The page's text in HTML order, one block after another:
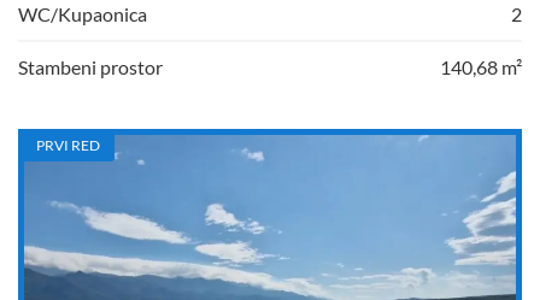
WC/Kupaonica 2
Stambeni prostor 140,68 m²
PRVI RED